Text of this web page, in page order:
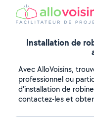
Installation de
Avec AlloVoisins,
professionnel ou
d'installation de
contactez-les et